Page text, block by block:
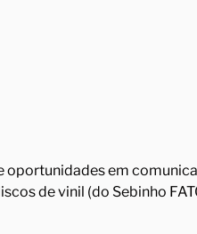
oportunidades em
de vinil (do Sebinho